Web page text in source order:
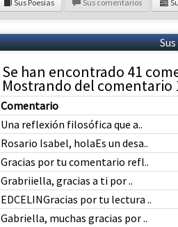
Sus Poesias Sus comentarios
Se han encontrado 41
Mostrando del comentario
Comentario
Una reflexión filosófica que a..
Rosario Isabel, holaEs un desa..
Gracias por tu comentario refl..
Grabriiella, gracias a ti por ..
EDCELINGracias por tu lectura ..
Gabriella, muchas gracias por ..